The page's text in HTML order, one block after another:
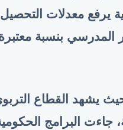
يرفع معدلات
المدرسي بنسبة
يشهد القطاع
جاءت البرامج